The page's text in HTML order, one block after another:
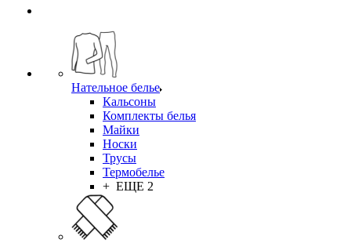
Нательное белье
Кальсоны
Комплекты белья
Майки
Носки
Трусы
Термобелье
+ ЕЩЕ 2